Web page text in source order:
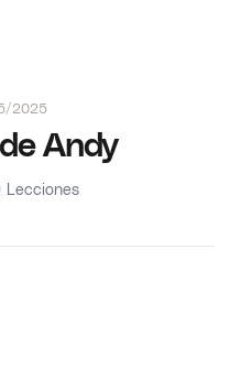
2025
Andy
Lecciones